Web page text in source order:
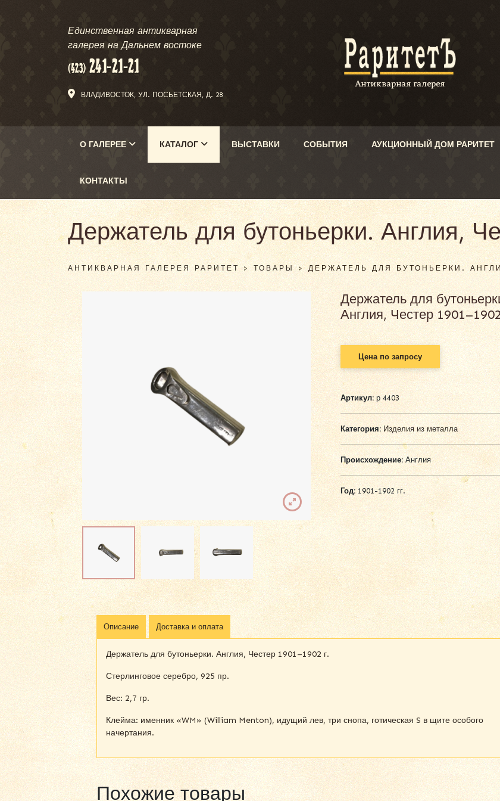
Единственная антикварная
галерея на Дальнем востоке
ВЛАДИВОСТОК, УЛ. ПОСЬЕТСКАЯ, Д. 28
О ГАЛЕРЕЕ КАТАЛОГ ВЫСТАВКИ СОБЫТИЯ АУКЦИОННЫЙ ДОМ РАРИТЕТ
КОНТАКТЫ
Держатель для бутоньерки. Англия,
АНТИКВАРНАЯ ГАЛЕРЕЯ РАРИТЕТ >ТОВАРЫ> ДЕРЖАТЕЛЬ ДЛЯ БУТОНЬЕРКИ.
Держатель для
Англия, Честер
Цена по запросу
Артикул:р 4403
Категория: Изделия из металла
Происхождение:Англия
Год:1901-1902 гг.
Описание Доставка и оплата
Держатель для бутоньерки. Англия, Честер 1901–1902 г.
Стерлинговое серебро, 925 пр.
Вес: 2,7 гр.
Клейма: именник «WM» (William Menton), идущий лев, три снопа, готическая S в щите особого
начертания.
Похожие товары